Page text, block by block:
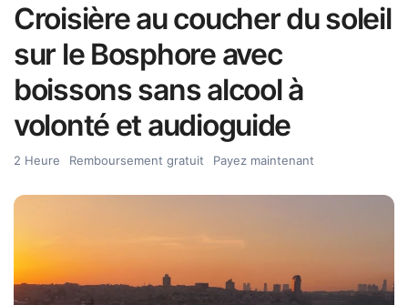
Croisière au coucher du soleil
sur le Bosphore avec
boissons sans alcool à
volonté et audioguide
2 Heure Remboursement gratuit Payez maintenant